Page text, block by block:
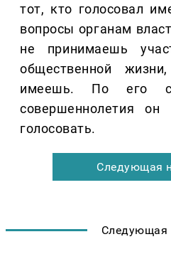
тот, кто голосовал
вопросы органам
не принимаешь
общественной
имеешь. По его
совершеннолетия он
голосовать.
Следующая
Следующая